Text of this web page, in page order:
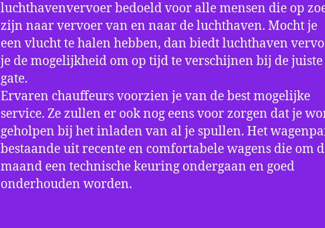
luchthavenvervoer bedoeld voor alle mensen die op
zijn naar vervoer van en naar de luchthaven. Mocht je
een vlucht te halen hebben, dan biedt luchthaven
je de mogelijkheid om op tijd te verschijnen bij de juiste
gate.
Ervaren chauffeurs voorzien je van de best mogelijke
service. Ze zullen er ook nog eens voor zorgen dat je
geholpen bij het inladen van al je spullen. Het
bestaande uit recente en comfortabele wagens die om
maand een technische keuring ondergaan en goed
onderhouden worden.